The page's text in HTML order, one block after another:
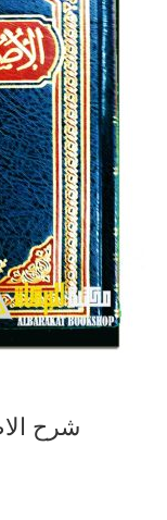
شرح